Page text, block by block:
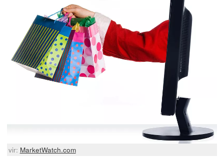
vir: MarketWatch.com